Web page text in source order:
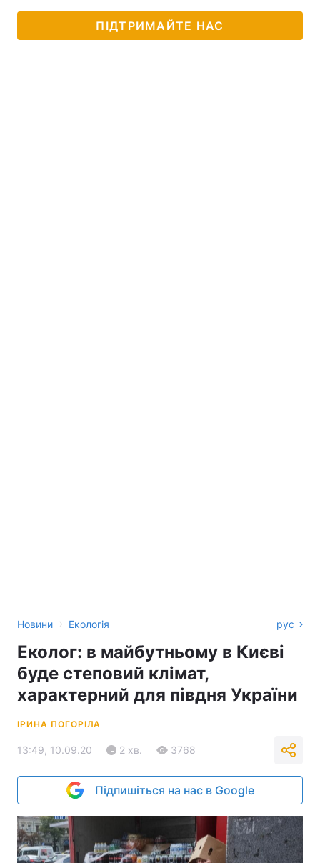
ПІДТРИМАЙТЕ НАС
Новини › Екологія рус
Еколог: в майбутньому в Києві
буде степовий клімат,
характерний для півдня України
ІРИНА ПОГОРІЛА
13:49, 10.09.20 2 хв. 3768
Підпишіться на нас в Google